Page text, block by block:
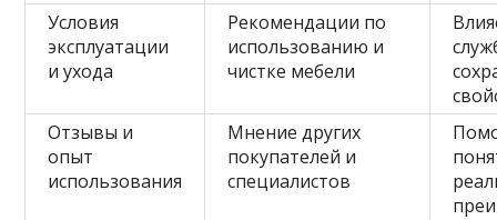
Условия
эксплуатации
и ухода
Рекомендации по
использованию и
чистке мебели
Отзывы и
опыт
использования
Мнение других
покупателей и
специалистов